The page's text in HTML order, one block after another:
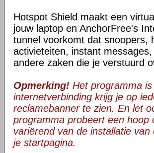
Hotspot Shield maakt een
jouw laptop en AnchorFree's
tunnel voorkomt dat snoopers,
activieteiten, instant
andere zaken die je verstuurd
Opmerking! Het programma
internetverbinding krijg je op
reclamebanner te zien. En let
programma probeert een hoop
variërend van de installatie
je startpagina.